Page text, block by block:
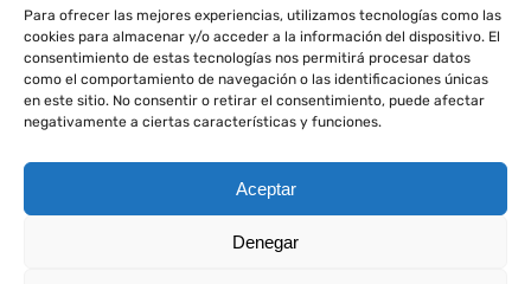
Para ofrecer las mejores experiencias, utilizamos tecnologías como las
cookies para almacenar y/o acceder a la información del dispositivo. El
consentimiento de estas tecnologías nos permitirá procesar datos
como el comportamiento de navegación o las identificaciones únicas
en este sitio. No consentir o retirar el consentimiento, puede afectar
negativamente a ciertas características y funciones.
Aceptar
Denegar